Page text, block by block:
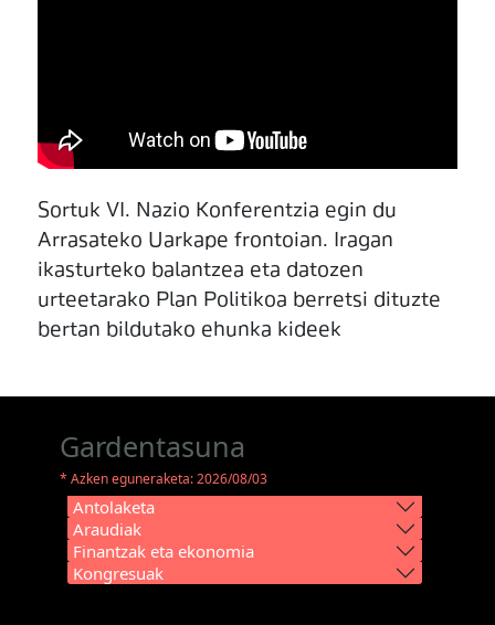
Sortuk VI. Nazio Konferentzia egin du
Arrasateko Uarkape frontoian. Iragan
ikasturteko balantzea eta datozen
urteetarako Plan Politikoa berretsi dituzte
bertan bildutako ehunka kideek
Gardentasuna
* Azken eguneraketa: 2026/08/03
Antolaketa
Araudiak
Finantzak eta ekonomia
Kongresuak